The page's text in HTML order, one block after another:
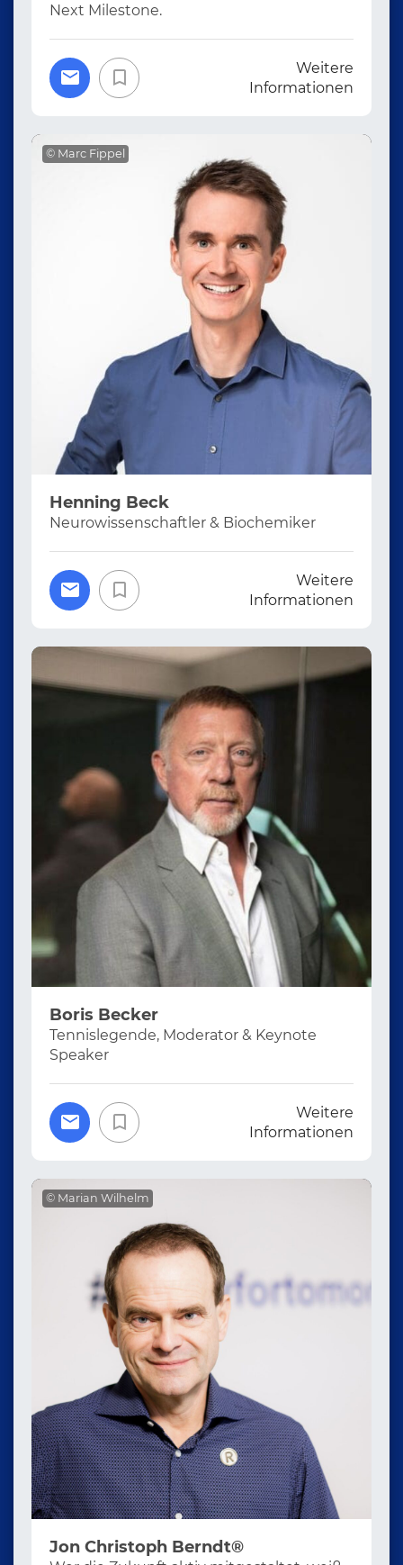
Next Milestone.
Weitere
Informationen
© Marc Fippel
Henning Beck
Neurowissenschaftler & Biochemiker
Weitere
Informationen
Boris Becker
Tennislegende, Moderator & Keynote
Speaker
Weitere
Informationen
© Marian Wilhelm
Jon Christoph Berndt®